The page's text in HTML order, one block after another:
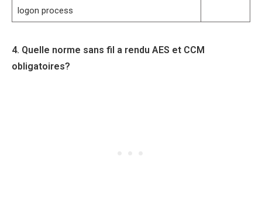
logon process
4. Quelle norme sans fil a rendu AES et CCM
obligatoires?